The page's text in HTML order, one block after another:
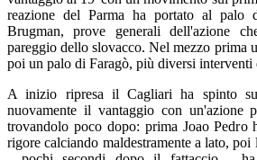
reazione del Parma ha portato al palo
Brugman, prove generali dell'azione
pareggio dello slovacco. Nel mezzo prima
poi un palo di Faragò, più diversi
A inizio ripresa il Cagliari ha spinto
nuovamente il vantaggio con un'azione
trovandolo poco dopo: prima Joao Pedro
rigore calciando maldestramente a lato, poi